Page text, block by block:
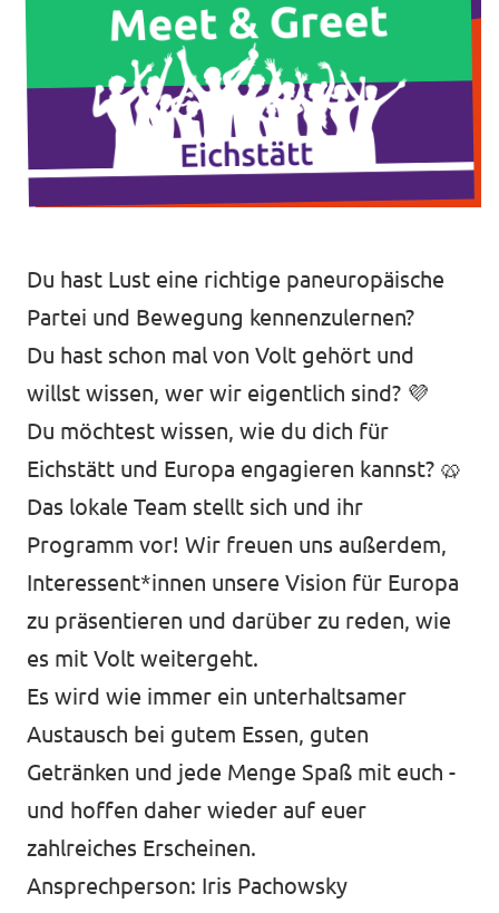
Deine Spende für Volt!
In Bayern vor Ort
Transparenz
Datenschutz
Impressum
Kontakt
Du hast Lust eine richtige paneuropäische
Partei und Bewegung kennenzulernen?
Du hast schon mal von Volt gehört und
willst wissen, wer wir eigentlich sind? 💜⁠
Du möchtest wissen, wie du dich für
Eichstätt und Europa engagieren kannst? 🥨
Das lokale Team stellt sich und ihr
Programm vor! Wir freuen uns außerdem,
Interessent*innen unsere Vision für Europa
zu präsentieren und darüber zu reden, wie
es mit Volt weitergeht.
Es wird wie immer ein unterhaltsamer
Austausch bei gutem Essen, guten
Getränken und jede Menge Spaß mit euch -
und hoffen daher wieder auf euer
zahlreiches Erscheinen.
Ansprechperson: Iris Pachowsky